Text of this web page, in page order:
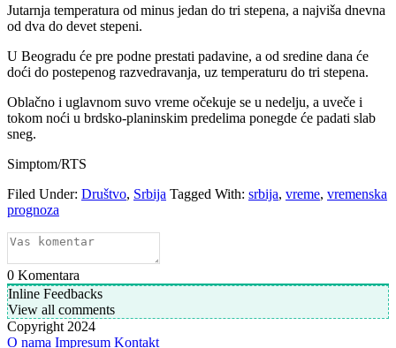
Jutarnja temperatura od minus jedan do tri stepena, a najviša dnevna
od dva do devet stepeni.
U Beogradu će pre podne prestati padavine, a od sredine dana će
doći do postepenog razvedravanja, uz temperaturu do tri stepena.
Oblačno i uglavnom suvo vreme očekuje se u nedelju, a uveče i
tokom noći u brdsko-planinskim predelima ponegde će padati slab
sneg.
Simptom/RTS
Filed Under: Društvo, Srbija Tagged With: srbija, vreme, vremenska
prognoza
0 Komentara
Inline Feedbacks
View all comments
Copyright 2024
O nama Impresum Kontakt